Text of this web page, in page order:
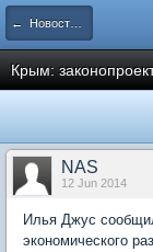
← Новости рынка недвижимости
Крым:
NAS
12 Jun 2014
Илья Джус
экономического